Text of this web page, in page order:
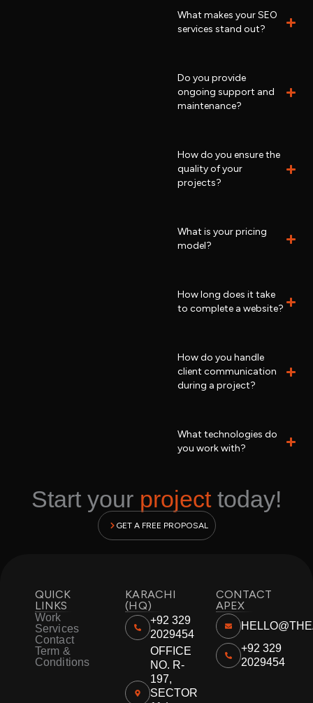
What makes your SEO
services stand out?
Do you provide
ongoing support and
maintenance?
How do you ensure the
quality of your
projects?
What is your pricing
model?
How long does it take
to complete a website?
How do you handle
client communication
during a project?
What technologies do
you work with?
Start your projecttoday!
GET A FREE PROPOSAL
QUICK
LINKS
Work
Services
Contact
Term &
Conditions
KARACHI
(HQ)
+92 329
2029454
OFFICE
NO. R-
197,
SECTOR
CONTACT
APEX
+92 329
2029454